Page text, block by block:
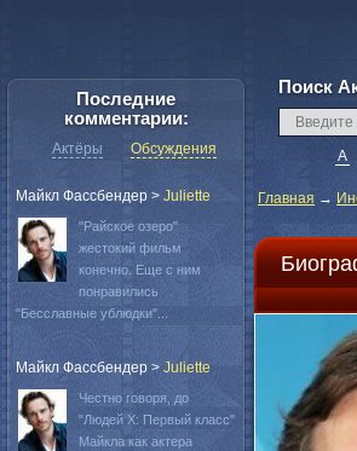
Поиск
А
Главная →
Последние
комментарии:
Актёры Обсуждения
Майкл Фассбендер > Juliette
"Райское озеро"
жестокий фильм
конечно. Еще с ним
понравились
"Бесславные ублюдки"...
Майкл Фассбендер > Juliette
Честно говоря, до
"Людей Х: Первый класс"
Майкла как актера